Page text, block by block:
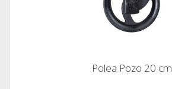
Polea Pozo 20 cm.